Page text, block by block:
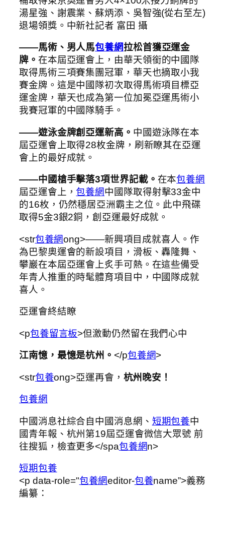
湯星強、謝震業、蘇炳添、吳智強(從右至左)
退場領獎。中新社記者 富田 攝
——馬術、男人馬包養網拉松首獲亞運金
牌。 在本屆亞運會上，由華天領銜的中國隊
取得馬術三項賽集團冠軍，華天也摘取小我
賽金牌。這是中國隊初次取得馬術項目標亞
運金牌，華天也成為第一位加冕亞運馬術小
我賽冠軍的中國隊騎手。
——遊泳金牌創亞運新高。 中國遊泳隊在本
屆亞運會上取得28枚金牌，刷新瞭其在亞運
會上的最好成就。
——中國槍手擊落3項世界記載。 在本包養網
屆亞運會上，包養網中國隊取得射擊33金中
的16枚，仍然穩居亞洲霸主之位。此中飛碟
取得5金3銀2銅，創亞運最好成就。
<str包養網ong>——新興項目成就喜人。作
為巴黎奧運會的新設項目，滑板、轟隆舞、
攀巖在本屆亞運會上炙手可熱。在這些備受
年青人推重的時髦體育項目中，中國隊成就
喜人。
亞運會終結瞭
<p包養留言板>但激動仍然留在我們心中
江南憶，最憶是杭州。 </p包養網>
<str包養ong>亞運再會， 杭州晚安！
包養網
中國消息社綜合自中國消息網、 短期包養中
國青年報、杭州第19屆亞運會微信大眾號 前
往搜狐，檢查更多</spa包養網n>
短期包養
<p data-role="包養網editor-包養name”>義務
編纂：